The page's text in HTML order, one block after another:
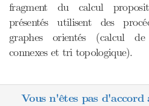
fragment du calcul
présentés utilisent des
graphes orientés (calcul de
connexes et tri topologique).
Vous n'êtes pas d'accord